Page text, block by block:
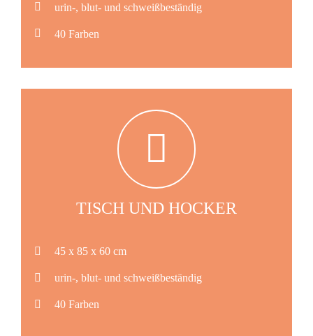
urin-, blut- und schweißbeständig
40 Farben
TISCH UND HOCKER
45 x 85 x 60 cm
urin-, blut- und schweißbeständig
40 Farben